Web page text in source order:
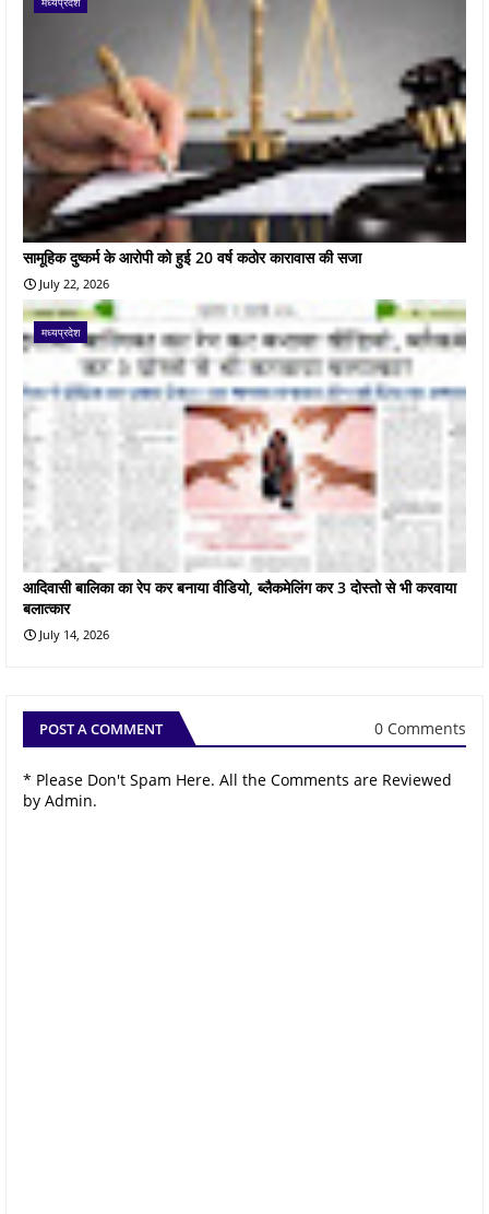
सामूहिक दुष्कर्म के आरोपी को हुई 20 वर्ष कठोर कारावास की सजा
July 22, 2026
मध्यप्रदेश
आदिवासी बालिका का रेप कर बनाया वीडियो, ब्लैकमेलिंग कर 3 दोस्तो से भी करवाया
बलात्कार
July 14, 2026
POST A COMMENT 0 Comments
* Please Don't Spam Here. All the Comments are Reviewed
by Admin.